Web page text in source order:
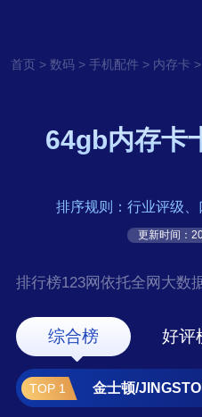
首页 > 数码 > 手机配件 > 内存卡 >
64gb内存卡
排序规则：行业评级
更新时间：
排行榜123网依托全网大数
64GB内存卡十大品牌排行
士顿/JINGSTON、闪迪/
科/Netac、三星/SAMSUNG
捷/Eaget、威刚/ADATA、
综合榜 好评
TOP 1 金士顿/